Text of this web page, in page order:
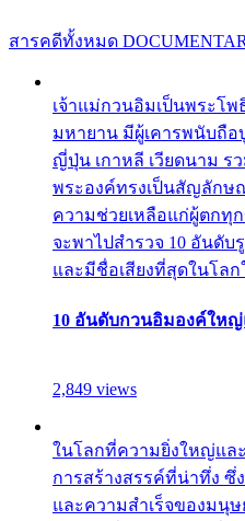
สารคดีทั้งหมด
เจ้าแม่กวนอิมเป็นพระโ
มหายาน มีผู้เคารพนับถือ
ญี่ปุ่น เกาหลี เวียดนาม ร
พระองค์ทรงเป็นสัญลักษ
ความช่วยเหลือแก่ผู้ตกทุ
จะพาไปสำรวจ 10 อันดั
และมีชื่อเสียงที่สุดในโล
10 อันดับกวนอิมองค์ให
2,849 views
ในโลกที่ความยิ่งใหญ่แล
การสร้างสรรค์ที่น่าทึ่ง ซึ่
และความสำเร็จของม